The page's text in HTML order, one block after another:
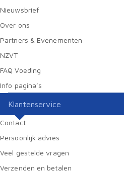
Nieuwsbrief
Over ons
Partners & Evenementen
NZVT
FAQ Voeding
Info pagina’s
Klantenservice
Contact
Persoonlijk advies
Veel gestelde vragen
Verzenden en betalen